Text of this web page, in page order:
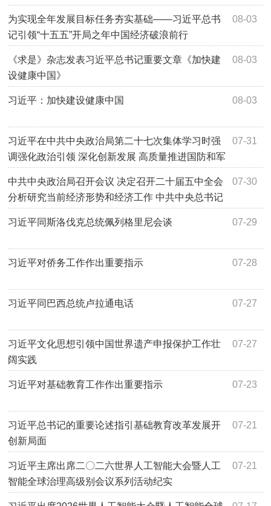
08-03
为实现全年发展目标任务夯实基础——习近平总书
记引领“十五五”开局之年中国经济破浪前行
08-03
《求是》杂志发表习近平总书记重要文章《加快建
设健康中国》
08-03
习近平：加快建设健康中国
07-31
习近平在中共中央政治局第二十七次集体学习时强
调强化政治引领 深化创新发展 高质量推进国防和军
07-30
中共中央政治局召开会议 决定召开二十届五中全会
分析研究当前经济形势和经济工作 中共中央总书记
07-29
习近平同斯洛伐克总统佩列格里尼会谈
07-28
习近平对侨务工作作出重要指示
07-27
习近平同巴西总统卢拉通电话
07-27
习近平文化思想引领中国世界遗产申报保护工作壮
阔实践
07-23
习近平对基础教育工作作出重要指示
07-21
习近平总书记的重要论述指引基础教育改革发展开
创新局面
07-21
习近平主席出席二〇二六世界人工智能大会暨人工
智能全球治理高级别会议系列活动纪实